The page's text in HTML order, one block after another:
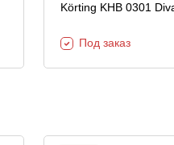
Körting KHB 0301
Под заказ